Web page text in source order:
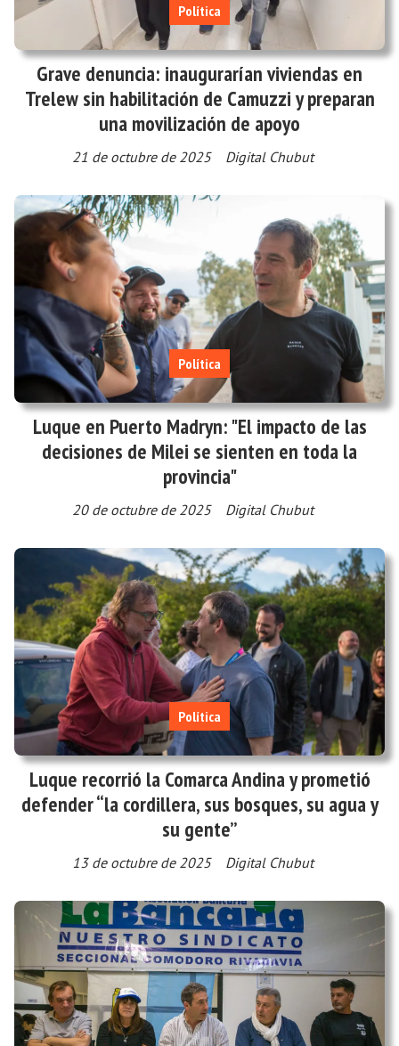
Grave denuncia: inaugurarían viviendas en
Trelew sin habilitación de Camuzzi y preparan
una movilización de apoyo
Digital Chubut
Política
21 de octubre de 2025
Luque en Puerto Madryn: "El impacto de las
decisiones de Milei se sienten en toda la
provincia"
Digital Chubut
Política
20 de octubre de 2025
Luque recorrió la Comarca Andina y prometió
defender “la cordillera, sus bosques, su agua y
su gente”
Digital Chubut
Política
13 de octubre de 2025